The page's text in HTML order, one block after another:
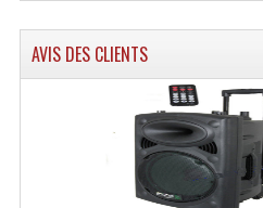
Lecteurs Double Cd
Lecteurs
Lecteurs Lasers
AVIS DES CLIENTS